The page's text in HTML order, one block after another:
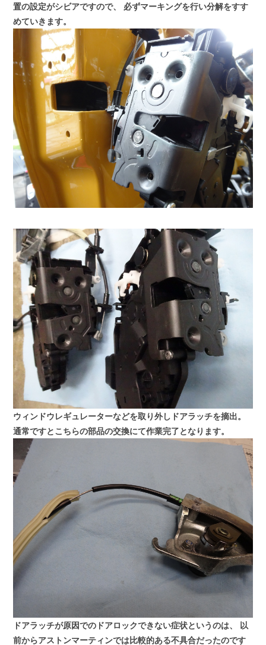
置の設定がシビアですので、
必ずマーキングを行い分解をすす
めていきます。
ウィンドウレギュレーターなどを取り外しドアラッチを摘出。
通常ですとこちらの部品の交換にて作業完了となります。
ドアラッチが原因でのドアロックできない症状というのは、
以
前からアストンマーティンでは比較的ある不具合だったのです